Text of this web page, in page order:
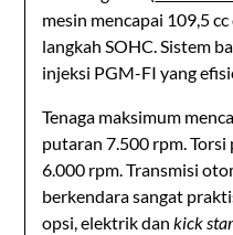
mesin mencapai 109,5
langkah SOHC. Sistem
injeksi PGM-FI yang
Tenaga maksimum
putaran 7.500 rpm.
6.000 rpm. Transmisi
berkendara sangat
opsi, elektrik dankick